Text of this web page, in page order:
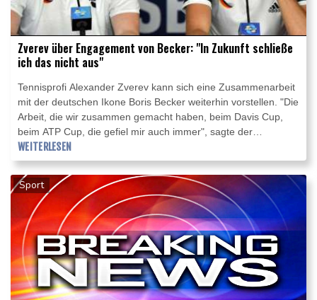
Zverev über Engagement von Becker: "In Zukunft schließe
ich das nicht aus"
Tennisprofi Alexander Zverev kann sich eine Zusammenarbeit
mit der deutschen Ikone Boris Becker weiterhin vorstellen. "Die
Arbeit, die wir zusammen gemacht haben, beim Davis Cup,
beim ATP Cup, die gefiel mir auch immer", sagte der
Weltranglistensiebte aus Hamburg im Interview mit RTL/ntv.
Momentan käme ein Engagement Beckers als Trainer zwar
nicht infrage, sagte Zverev weiter, "aber in Zukunft schließe ich
das natürlich nicht aus".
WEITERLESEN
Sport